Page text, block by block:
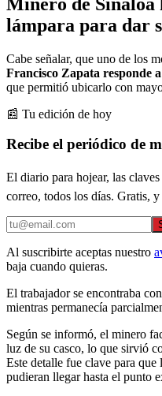
lámpara para dar
Cabe señalar, que uno de los
Francisco Zapata responde
que permitió ubicarlo con
📰 Tu edición de hoy
Recibe el periódico de
El diario para hojear, las
correo, todos los días. Gratis,
Al suscribirte aceptas nuestro
baja cuando quieras.
El trabajador se encontraba
mientras permanecía
Según se informó, el minero
luz de su casco, lo que sirvió
Este detalle fue clave para que
pudieran llegar hasta el punto